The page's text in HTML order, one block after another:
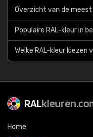
Overzicht van de
Populaire RAL-kleur in
Welke RAL-kleur
RAL
Home